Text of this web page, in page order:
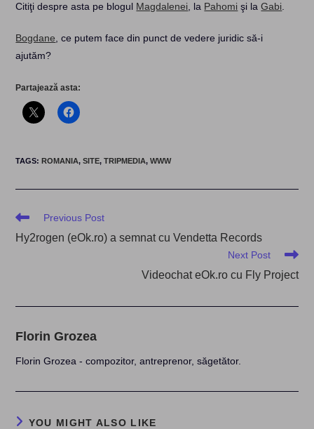
Citiţi despre asta pe blogul Magdalenei , la Pahomi şi laGabi
Bogdane , ce putem face din punct de vedere juridic să-i
ajutăm?
Partajează asta:
TAGS:ROMANIA, SITE, TRIPMEDIA, WWW
Read
articles
Previous Post
Hy2rogen (eOk.ro) a semnat cu Vendetta Records
Next Post
Videochat eOk.ro cu Fly Project
Florin Grozea
Florin Grozea - compozitor, antreprenor, săgetător.
YOU MIGHT ALSO LIKE